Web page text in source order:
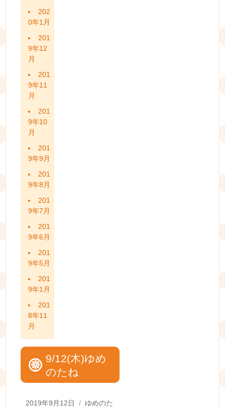
202
0年1月
201
9年12
月
201
9年11
月
201
9年10
月
201
9年9月
201
9年8月
201
9年7月
201
9年6月
201
9年5月
201
9年1月
201
8年11
月
9/12(木)ゆめ
のたね
Posted
2019年9月12日 Categories
ゆめのた